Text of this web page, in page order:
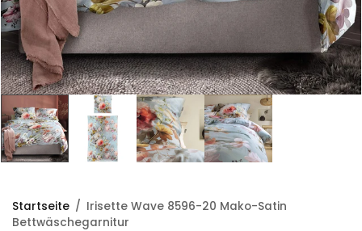
Startseite / Irisette Wave 8596-20 Mako-Satin
Bettwäschegarnitur